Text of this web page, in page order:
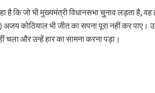
जो भी मुख्यमंत्री विधानसभा चुुनाव लड़ता है, वह
कोठियाल भी जीत का सपना पूरा नहीं कर
चला और उन्हें हार का सामना करना पड़ा।